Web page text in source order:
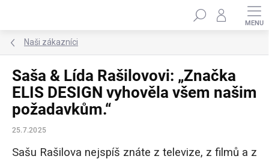
Hledat
Naši zákazníci
Saša & Lída Rašilovovi: „Značka
ELIS DESIGN vyhověla všem našim
požadavkům.“
25.7.2025
Sašu Rašilova nejspíš znáte z televize, z filmů a z